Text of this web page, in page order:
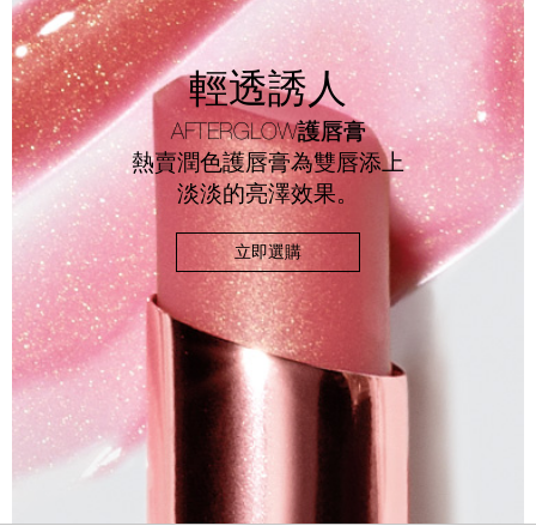
輕透誘人
AFTERGLOW護唇膏
熱賣潤色護唇膏為雙唇添上
淡淡的亮澤效果。
立即選購